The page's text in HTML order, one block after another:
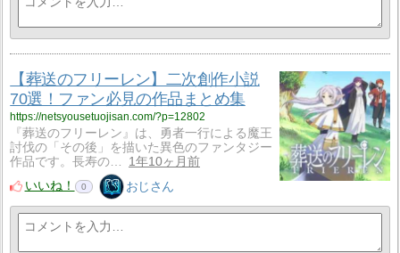
【葬送のフリーレン】二次創作小説
70選！ファン必見の作品まとめ集
https://netsyousetuojisan.com/?p=12802
『葬送のフリーレン』は、勇者一行による魔王
討伐の「その後」を描いた異色のファンタジー
作品です。長寿の…
1年10ヶ月前
いいね！
0 おじさん